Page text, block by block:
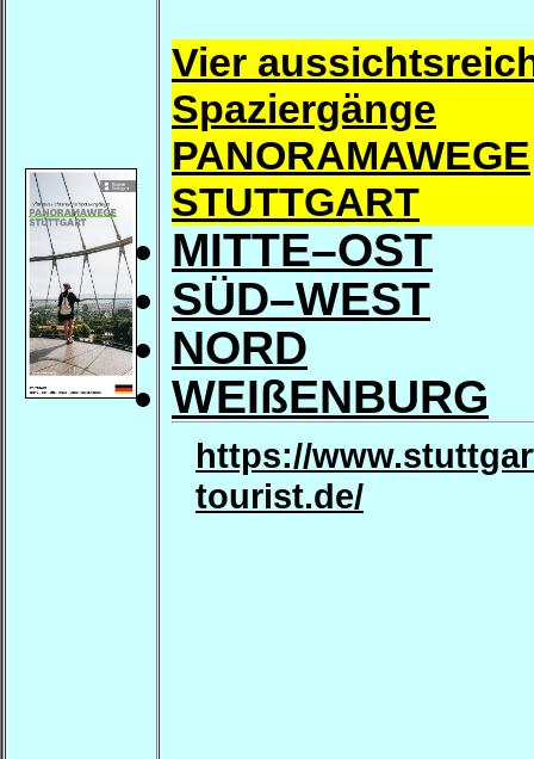
Vier
Spaziergänge
PANORAMAWEGE
STUTTGART
MITTE–OST
SÜD–WEST
NORD
WEIßENBURG
https://
tourist.de/